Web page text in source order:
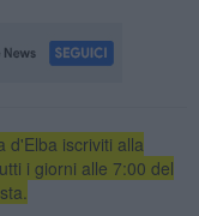
d'Elba iscriviti alla
i giorni alle 7:00 del